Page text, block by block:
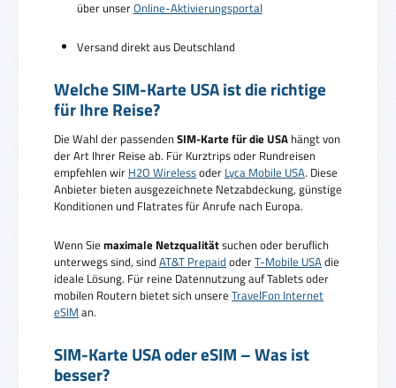
über unserOnline-Aktivierungsportal
Versand direkt aus Deutschland
Welche SIM-Karte USA ist die richtige
für Ihre Reise?
Die Wahl der passendenSIM-Karte für die USA hängt von
der Art Ihrer Reise ab. Für Kurztrips oder Rundreisen
empfehlen wir H2O Wirelessoder Lyca Mobile USA. Diese
Anbieter bieten ausgezeichnete Netzabdeckung, günstige
Konditionen und Flatrates für Anrufe nach Europa.
Wenn Sie maximale Netzqualitätsuchen oder beruflich
unterwegs sind, sind AT&T Prepaid oderT-Mobile USAdie
ideale Lösung. Für reine Datennutzung auf Tablets oder
mobilen Routern bietet sich unsere TravelFon Internet
eSIM an.
SIM-Karte USA oder eSIM – Was ist
besser?